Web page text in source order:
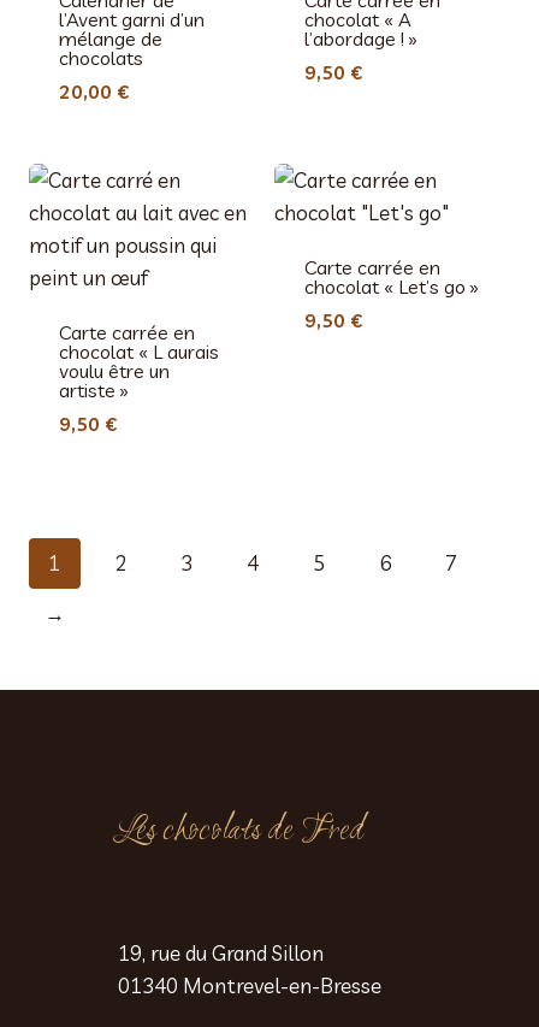
l’Avent garni d’un
mélange de
chocolats
20,00 €
chocolat « A
l’abordage ! »
9,50 €
Carte carrée en
chocolat « L aurais
voulu être un
artiste »
9,50 €
Carte carrée en
chocolat « Let’s go »
9,50 €
1 2 3 4 5 6
7
→
Les chocolats de Fred
19, rue du Grand Sillon
01340 Montrevel-en-Bresse